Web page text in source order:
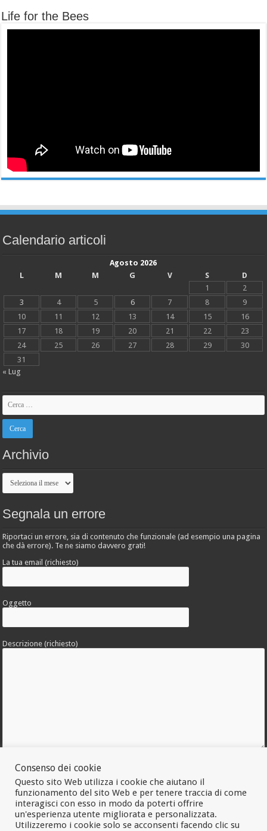
Life for the Bees
Calendario articoli
Agosto 2026
L
M M G V S
D
1
2
3
4 5 6 7 8
9
10
11 12 13 14 15
16
17
18 19 20 21 22
23
24
25 26 27 28 29
30
31
« Lug
Archivio
Archivio
Segnala un errore
Riportaci un errore, sia di contenuto che funzionale (ad esempio una pagina
che dà errore). Te ne siamo davvero grati!
La tua email (richiesto)
Oggetto
Descrizione (richiesto)
Allega una foto dell'errore
Consenso dei cookie
Questo sito Web utilizza i cookie che aiutano il
funzionamento del sito Web e per tenere traccia di come
interagisci con esso in modo da poterti offrire
un'esperienza utente migliorata e personalizzata.
Utilizzeremo i cookie solo se acconsenti facendo clic su